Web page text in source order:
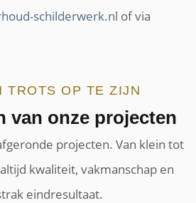
schilderwerk.nl of via
TROTS OP TE ZIJN
van onze projecten
projecten. Van klein tot
kwaliteit, vakmanschap en
eindresultaat.